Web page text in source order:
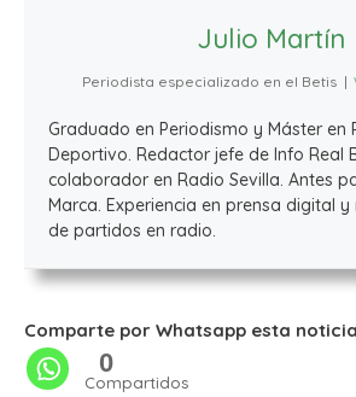
Julio Martín
Periodista especializado en el Betis |
Graduado en Periodismo y Máster en
Deportivo. Redactor jefe de Info Real
colaborador en Radio Sevilla. Antes
Marca. Experiencia en prensa digital
de partidos en radio.
Comparte por Whatsapp esta noticia
0
Compartidos